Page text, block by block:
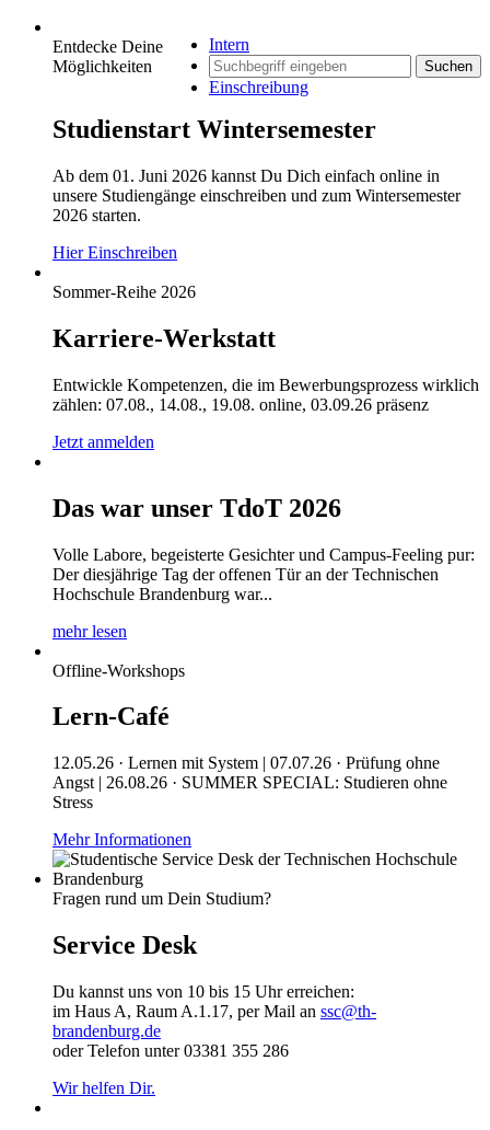
Intern
Suchen
Einschreibung
Entdecke Deine
Möglichkeiten
Studienstart Wintersemester
Ab dem 01. Juni 2026 kannst Du Dich einfach online in
unsere Studiengänge einschreiben und zum Wintersemester
2026 starten.
Hier Einschreiben
Sommer-Reihe 2026
Karriere-Werkstatt
Entwickle Kompetenzen, die im Bewerbungsprozess wirklich
zählen: 07.08., 14.08., 19.08. online, 03.09.26 präsenz
Jetzt anmelden
Das war unser TdoT 2026
Volle Labore, begeisterte Gesichter und Campus-Feeling pur:
Der diesjährige Tag der offenen Tür an der Technischen
Hochschule Brandenburg war...
mehr lesen
Offline-Workshops
Lern-Café
12.05.26 · Lernen mit System | 07.07.26 · Prüfung ohne
Angst | 26.08.26 · SUMMER SPECIAL: Studieren ohne
Stress
Mehr Informationen
Fragen rund um Dein Studium?
Service Desk
Du kannst uns von 10 bis 15 Uhr erreichen:
im Haus A, Raum A.1.17, per Mail an ssc@th-
brandenburg.de
oder Telefon unter 03381 355 286
Wir helfen Dir.